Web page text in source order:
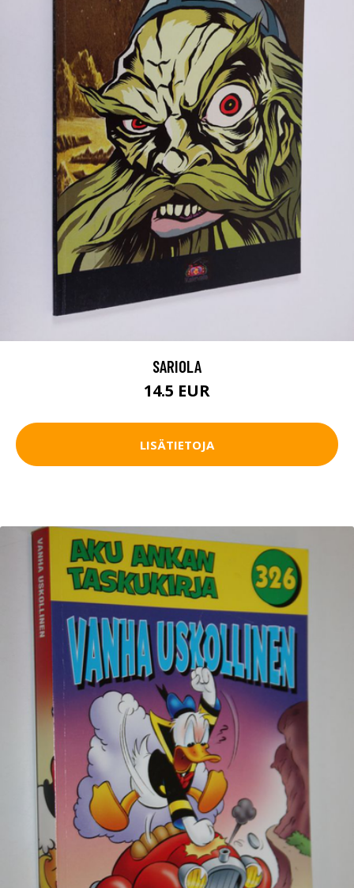
SARIOLA
14.5 EUR
LISÄTIETOJA